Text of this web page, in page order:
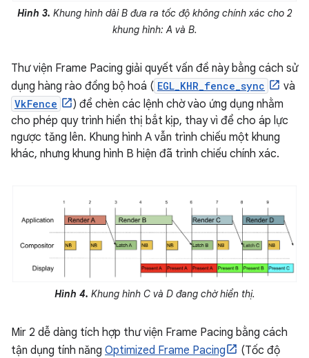
Hình 3. Khung hình dài B đưa ra tốc độ không chính xác cho 2
khung hình: A và B.
Thư viện Frame Pacing giải quyết vấn đề này bằng cách sử
dụng hàng rào đồng bộ hoá ( EGL_KHR_fence_sync và
VkFence
) để chèn các lệnh chờ vào ứng dụng nhằm
cho phép quy trình hiển thị bắt kịp, thay vì để cho áp lực
ngược tăng lên. Khung hình A vẫn trình chiếu một khung
khác, nhưng khung hình B hiện đã trình chiếu chính xác.
Hình 4. Khung hình C và D đang chờ hiển thị.
Mir 2 dễ dàng tích hợp thư viện Frame Pacing bằng cách
tận dụng tính năng Optimized Frame Pacing
(Tốc độ